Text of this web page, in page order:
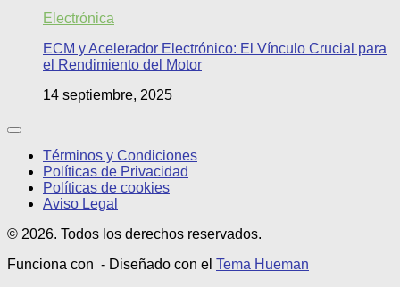
Electrónica
ECM y Acelerador Electrónico: El Vínculo Crucial para
el Rendimiento del Motor
14 septiembre, 2025
Términos y Condiciones
Políticas de Privacidad
Políticas de cookies
Aviso Legal
© 2026. Todos los derechos reservados.
Funciona con - Diseñado con el Tema Hueman